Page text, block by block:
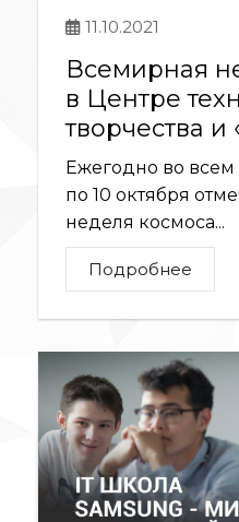
11.10.2021
Всемирная
в Центре
творчества и
Ежегодно во
по 10 октября
неделя космоса...
Подробнее